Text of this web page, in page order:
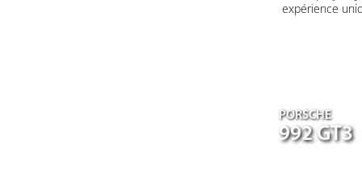
expérience
PORSCHE
992 GT3